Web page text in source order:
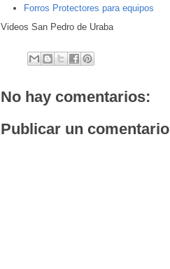
Forros Protectores para equipos
Videos San Pedro de Uraba
No hay comentarios:
Publicar un comentario